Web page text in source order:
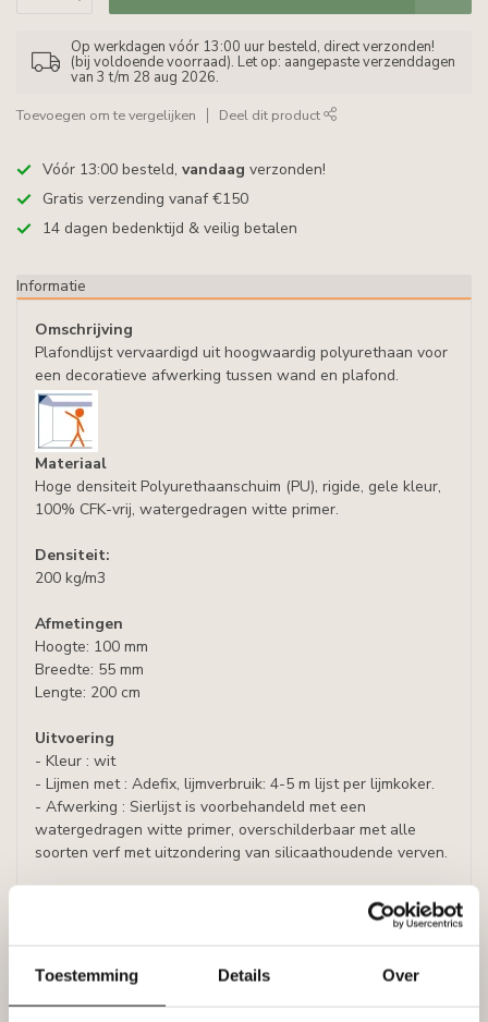
Toestemming Details Over
Op werkdagen vóór 13:00 uur besteld, direct verzonden!
(bij voldoende voorraad). Let op: aangepaste verzenddagen
van 3 t/m 28 aug 2026.
Toevoegen om te vergelijken Deel dit product
Vóór 13:00 besteld, vandaag verzonden!
Gratis verzending vanaf €150
14 dagen bedenktijd & veilig betalen
Informatie
Omschrijving
Plafondlijst vervaardigd uit hoogwaardig polyurethaan voor
een decoratieve afwerking tussen wand en plafond.
Materiaal
Hoge densiteit Polyurethaanschuim (PU), rigide, gele kleur,
100% CFK-vrij, watergedragen witte primer.
Densiteit:
200 kg/m3
Afmetingen
Hoogte: 100 mm
Breedte: 55 mm
Lengte: 200 cm
Uitvoering
- Kleur : wit
- Lijmen met : Adefix, lijmverbruik: 4-5 m lijst per lijmkoker.
- Afwerking : Sierlijst is voorbehandeld met een
watergedragen witte primer, overschilderbaar met alle
soorten verf met uitzondering van silicaathoudende verven.
Reviews
Tags